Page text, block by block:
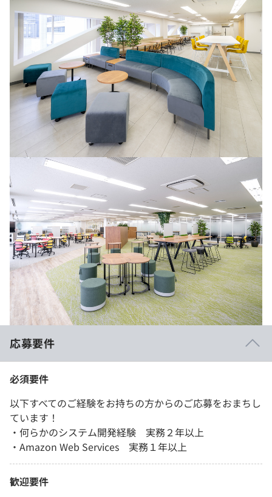
応募要件
必須要件
以下すべてのご経験をお持ちの方からのご応募をおまちし
ています！
・何らかのシステム開発経験 実務２年以上
・Amazon Web Services 実務１年以上
歓迎要件